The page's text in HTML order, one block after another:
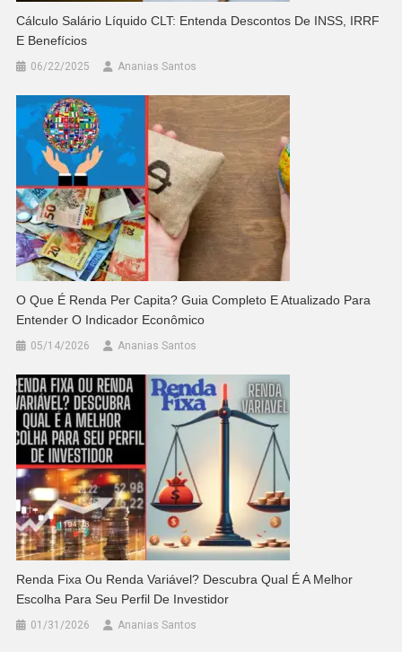
Cálculo Salário Líquido CLT: Entenda Descontos De INSS, IRRF
E Benefícios
06/22/2025 Ananias Santos
O Que É Renda Per Capita? Guia Completo E Atualizado Para
Entender O Indicador Econômico
05/14/2026 Ananias Santos
Renda Fixa Ou Renda Variável? Descubra Qual É A Melhor
Escolha Para Seu Perfil De Investidor
01/31/2026 Ananias Santos